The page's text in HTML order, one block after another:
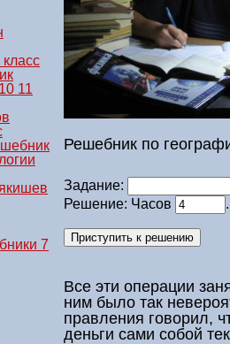
11
7
Решебник по
Задание:
Решение: Часов
Все эти операции
ним было так
правления говорил,
деньги сами собой